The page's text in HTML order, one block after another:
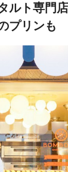
ルト専門
プリンも